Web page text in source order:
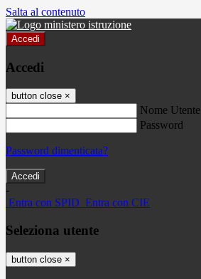
Salta al contenuto
Accedi
Accedi
button close ×
Nome Utente
Password
Password dimenticata?
-
Entra con SPID Entra con CIE
Seleziona utente
button close ×